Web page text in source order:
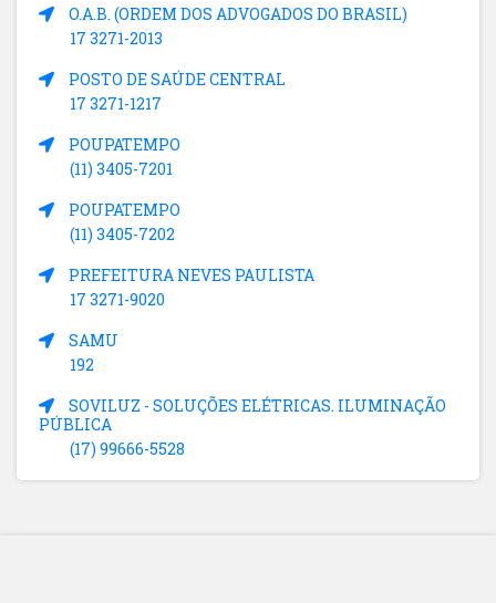
O.A.B. (ORDEM DOS ADVOGADOS DO BRASIL)
17 3271-2013
POSTO DE SAÚDE CENTRAL
17 3271-1217
POUPATEMPO
(11) 3405-7201
POUPATEMPO
(11) 3405-7202
PREFEITURA NEVES PAULISTA
17 3271-9020
SAMU
192
SOVILUZ - SOLUÇÕES ELÉTRICAS. ILUMINAÇÃO
PÚBLICA
(17) 99666-5528